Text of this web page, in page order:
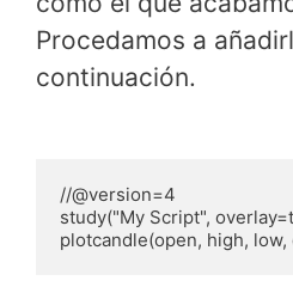
Procedamos a
continuación.
//@version=4
study("My Script",
plotcandle(open, high, low,